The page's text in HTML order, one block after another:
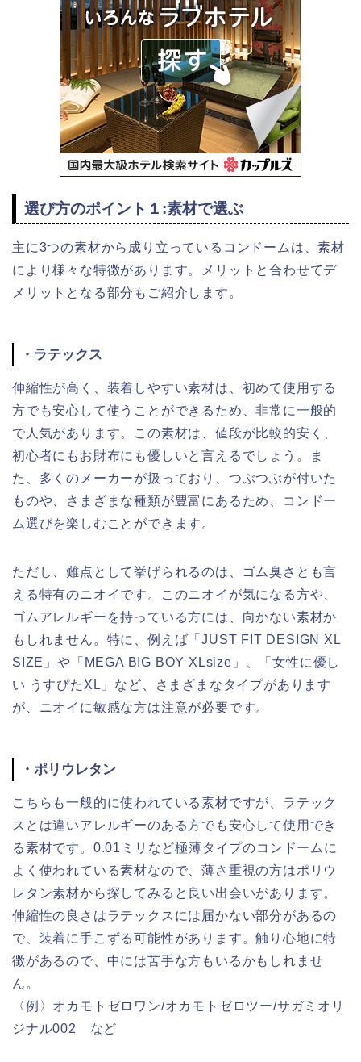
選び方のポイント１:素材で選ぶ
主に3つの素材から成り立っているコンドームは、素材
により様々な特徴があります。メリットと合わせてデ
メリットとなる部分もご紹介します。
・ラテックス
伸縮性が高く、装着しやすい素材は、初めて使用する
方でも安心して使うことができるため、非常に一般的
で人気があります。この素材は、値段が比較的安く、
初心者にもお財布にも優しいと言えるでしょう。ま
た、多くのメーカーが扱っており、つぶつぶが付いた
ものや、さまざまな種類が豊富にあるため、コンドー
ム選びを楽しむことができます。
ただし、難点として挙げられるのは、ゴム臭さとも言
える特有のニオイです。このニオイが気になる方や、
ゴムアレルギーを持っている方には、向かない素材か
もしれません。特に、例えば「JUST FIT DESIGN XL
SIZE」や「MEGA BIG BOY XLsize」、「女性に優し
い うすぴたXL」など、さまざまなタイプがあります
が、ニオイに敏感な方は注意が必要です。
・ポリウレタン
こちらも一般的に使われている素材ですが、ラテック
スとは違いアレルギーのある方でも安心して使用でき
る素材です。0.01ミリなど極薄タイプのコンドームに
よく使われている素材なので、薄さ重視の方はポリウ
レタン素材から探してみると良い出会いがあります。
伸縮性の良さはラテックスには届かない部分があるの
で、装着に手こずる可能性があります。触り心地に特
徴があるので、中には苦手な方もいるかもしれませ
ん。
〈例〉オカモトゼロワン/オカモトゼロツー/サガミオリ
ジナル002 など